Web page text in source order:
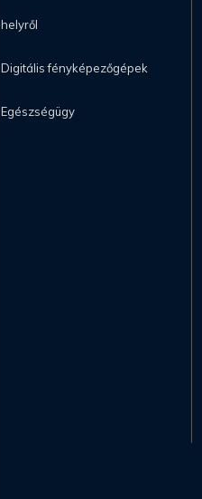
helyről
Digitális fényképezőgépek
Egészségügy